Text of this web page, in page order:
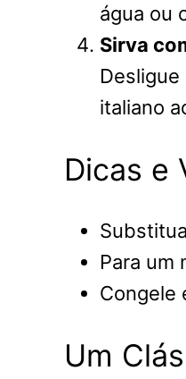
água ou
Sirva
italiano
Dicas e
Para um
Congele
Um